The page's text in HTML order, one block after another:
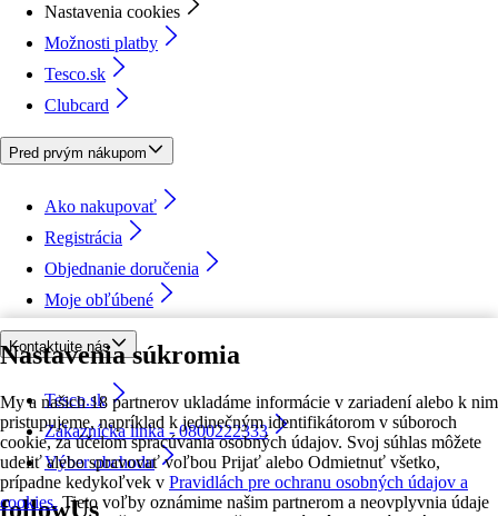
Nastavenia súkromia
My a našich 18 partnerov ukladáme informácie v zariadení alebo k nim
pristupujeme, napríklad k jedinečným identifikátorom v súboroch
cookie, za účelom spracúvania osobných údajov. Svoj súhlas môžete
udeliť alebo spravovať voľbou Prijať alebo Odmietnuť všetko,
prípadne kedykoľvek v Pravidlách pre ochranu osobných údajov a
cookies. Tieto voľby oznámime našim partnerom a neovplyvnia údaje
Nastavenia cookies
Možnosti platby
Tesco.sk
Clubcard
Pred prvým nákupom
Ako nakupovať
Registrácia
Objednanie doručenia
Moje obľúbené
Kontaktujte nás
Tesco.sk
Zákaznícka linka - 0800222333
Výber obchodu
followUs